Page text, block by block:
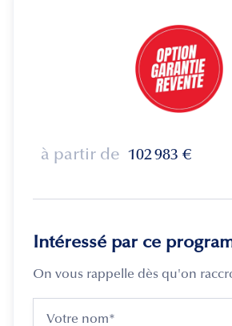
à partir de 102 983 €
Intéressé par ce
On vous rappelle dès qu'on